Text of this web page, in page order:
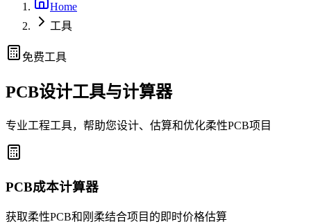
Home
工具
免费工具
PCB设计工具与计算器
专业工程工具，帮助您设计、估算和优化柔性PCB项目
PCB成本计算器
获取柔性PCB和刚柔结合项目的即时价格估算